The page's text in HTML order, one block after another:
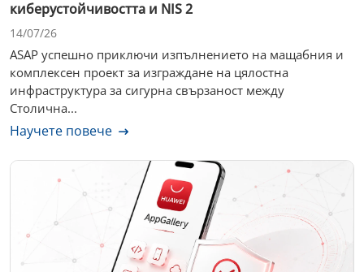
киберустойчивостта и NIS 2
14/07/26
ASAP успешно приключи изпълнението на мащабния и
комплексен проект за изграждане на цялостна
инфраструктура за сигурна свързаност между
Столична...
Научете повече